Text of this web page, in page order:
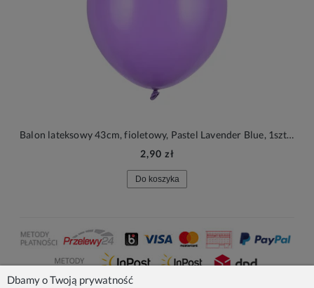
Balon lateksowy 43cm, fioletowy, Pastel Lavender Blue, 1szt. | PartyDeco Strong Balloons
2,90 zł
Do koszyka
Dbamy o Twoją prywatność